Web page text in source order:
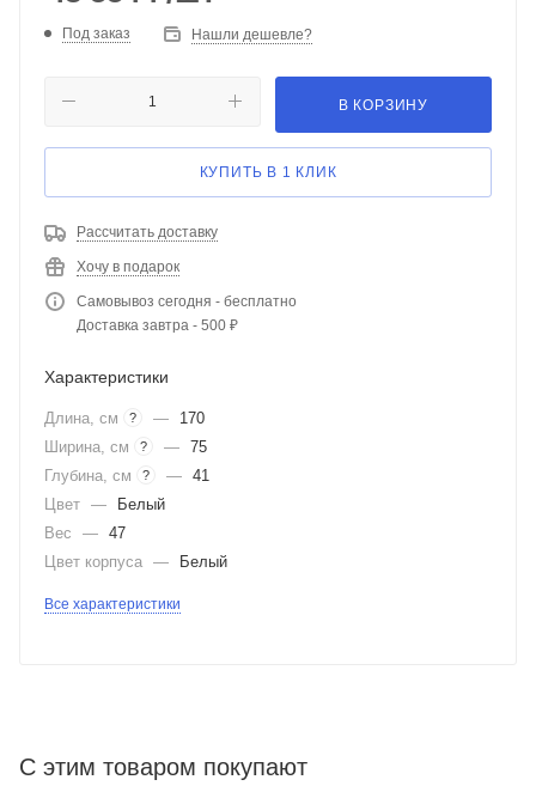
Под заказ Нашли дешевле?
В КОРЗИНУ
КУПИТЬ В 1 КЛИК
Рассчитать доставку
Хочу в подарок
Самовывоз сегодня - бесплатно
Доставка завтра - 500 ₽
Характеристики
Длина, см ? —
170
Ширина, см
? — 75
Глубина, см
? — 41
Цвет —
Белый
Вес
— 47
Цвет корпуса — Белый
Все характеристики
С этим товаром покупают